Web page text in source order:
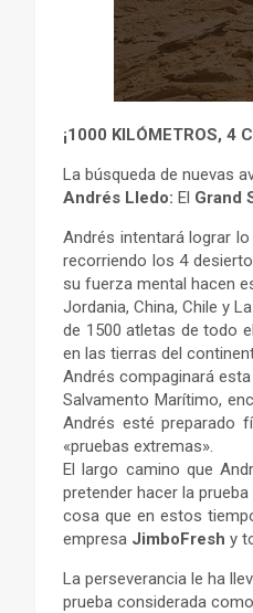
¡1000 KILÓMETROS, 4
La búsqueda de nuevas
Andrés Lledo: El Grand
Andrés intentará lograr
recorriendo los 4
su fuerza mental hacen
Jordania, China, Chile y
de 1500 atletas de todo
en las tierras del
Andrés compaginará
Salvamento Marítimo,
Andrés esté preparado
«pruebas extremas».
El largo camino que
pretender hacer la
cosa que en estos
empresa JimboFresh y
La perseverancia le ha
prueba considerada